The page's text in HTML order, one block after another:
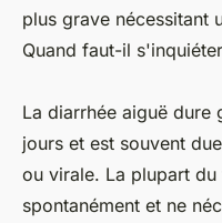
plus grave nécessitant
Quand faut-il
La diarrhée aiguë dure
jours et est souvent
ou virale. La plupart
spontanément et ne